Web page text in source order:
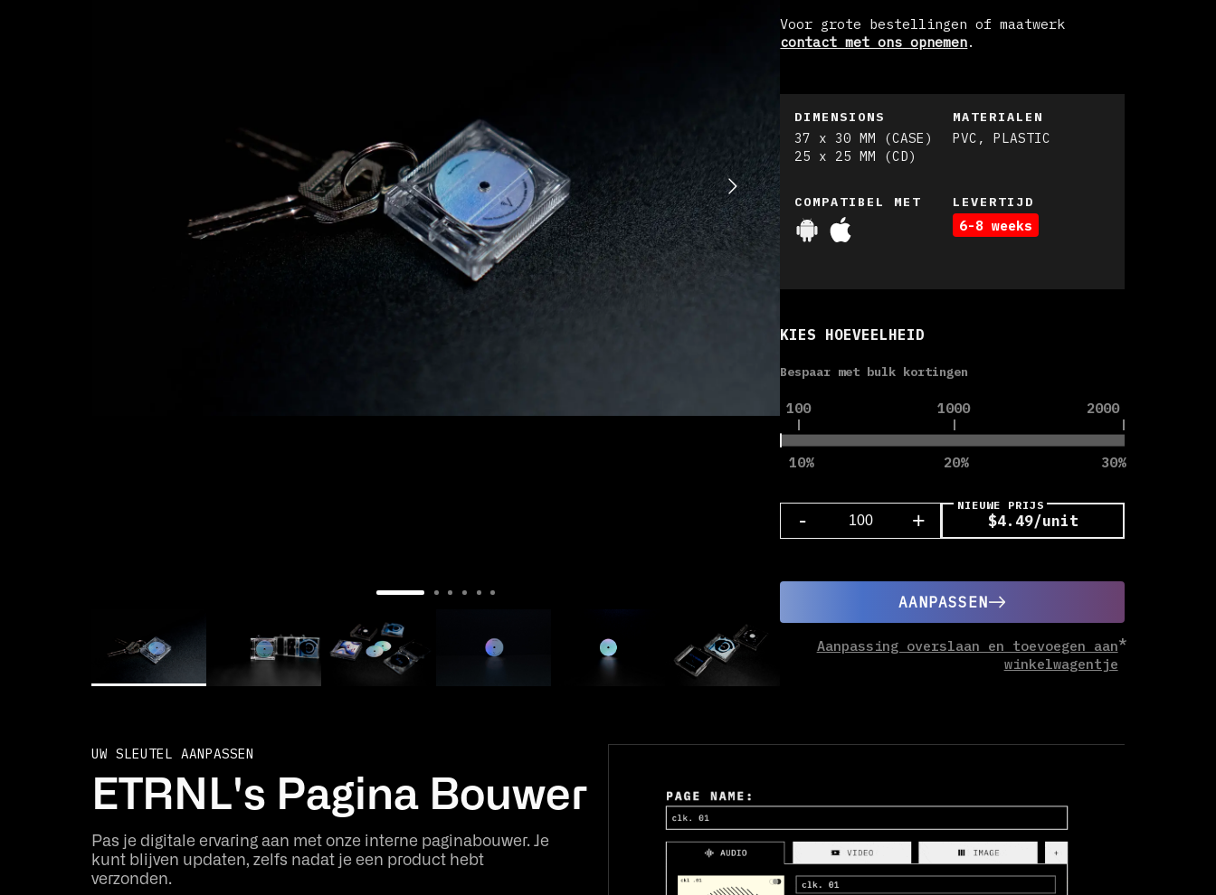
Voor grote bestellingen of maatwerk
contact met ons opnemen.
DIMENSIONS
37 x 30 MM (CASE)
25 x 25 MM (CD)
MATERIALEN
PVC, PLASTIC
COMPATIBEL MET LEVERTIJD
6-8 weeks
KIES HOEVEELHEID
Bespaar met bulk kortingen
100
10
1000
20
2000
30
- +
NIEUWE PRIJS
$4.49/unit
AANPASSEN
Aanpassing overslaan en toevoegen aan
winkelwagentje
UW SLEUTEL AANPASSEN
ETRNL's Pagina Bouwer
Pas je digitale ervaring aan met onze interne paginabouwer. Je
kunt blijven updaten, zelfs nadat je een product hebt
verzonden.